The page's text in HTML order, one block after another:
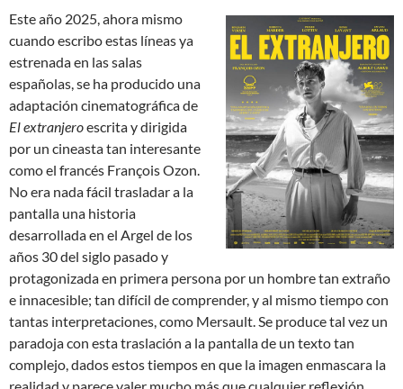
Este año 2025, ahora mismo
cuando escribo estas líneas ya
estrenada en las salas
españolas, se ha producido una
adaptación cinematográfica de
El extranjeroescrita y dirigida
por un cineasta tan interesante
como el francés François Ozon.
No era nada fácil trasladar a la
pantalla una historia
desarrollada en el Argel de los
años 30 del siglo pasado y
protagonizada en primera persona por un hombre tan extraño
e innacesible; tan difícil de comprender, y al mismo tiempo con
tantas interpretaciones, como Mersault. Se produce tal vez un
paradoja con esta traslación a la pantalla de un texto tan
complejo, dados estos tiempos en que la imagen enmascara la